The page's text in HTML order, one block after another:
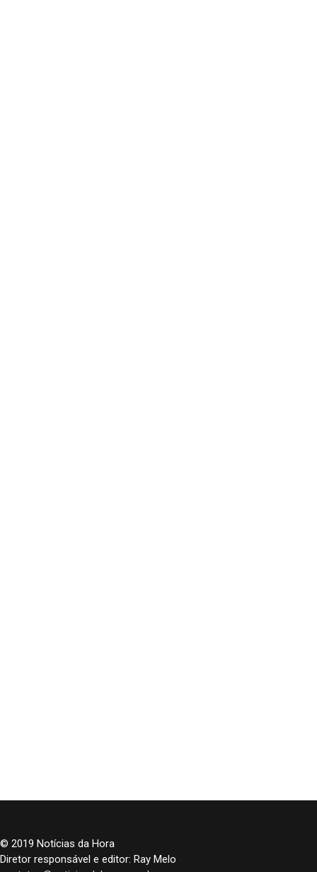
© 2019 Notícias da Hora
Diretor responsável e editor: Ray Melo